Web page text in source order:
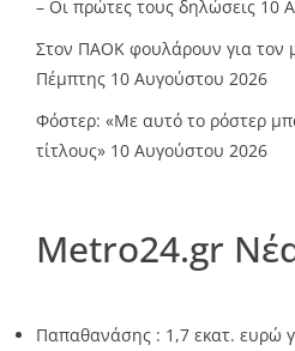
– Οι πρώτες τους δηλώσεις 10
Στον ΠΑΟΚ φουλάρουν για τον
Πέμπτης 10 Αυγούστου 2026
Φόστερ: «Με αυτό το ρόστερ
τίτλους» 10 Αυγούστου 2026
Metro24.gr
Παπαθανάσης : 1,7 εκατ. ευρώ